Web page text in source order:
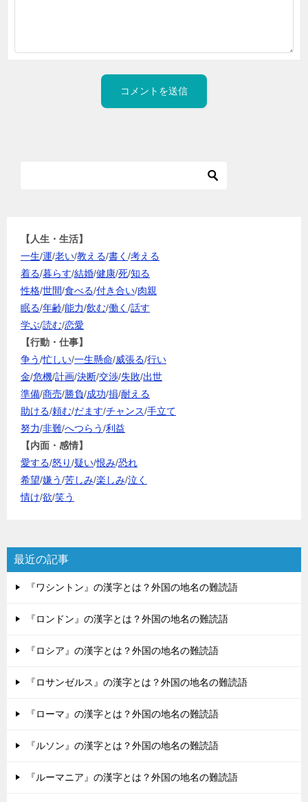
【人生・生活】
一生/運/老い/教える/書く /考える
着る/暮らす/結婚/健康/死/知る
性格/世間/食べる/付き合い/肉親
眠る/年齢/能力/飲む/働く /話す
学ぶ/読む/恋愛
【行動・仕事】
争う/忙しい/一生懸命/威張る/行い
金/危機/計画/決断/交渉/失敗/出世
準備/商売/勝負/成功/損/耐える
助ける/頼む/だます/チャンス/手立て
努力/非難/へつらう/利益
【内面・感情】
愛する/怒り/疑い/恨み/恐れ
希望/嫌う/苦しみ/楽しみ/泣く
情け/欲/笑う
最近の記事
『ワシントン』の漢字とは？外国の地名の難読語
『ロンドン』の漢字とは？外国の地名の難読語
『ロシア』の漢字とは？外国の地名の難読語
『ロサンゼルス』の漢字とは？外国の地名の難読語
『ローマ』の漢字とは？外国の地名の難読語
『ルソン』の漢字とは？外国の地名の難読語
『ルーマニア』の漢字とは？外国の地名の難読語